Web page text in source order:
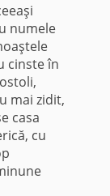
numele
cinste în
mai zidit,
casa
cu